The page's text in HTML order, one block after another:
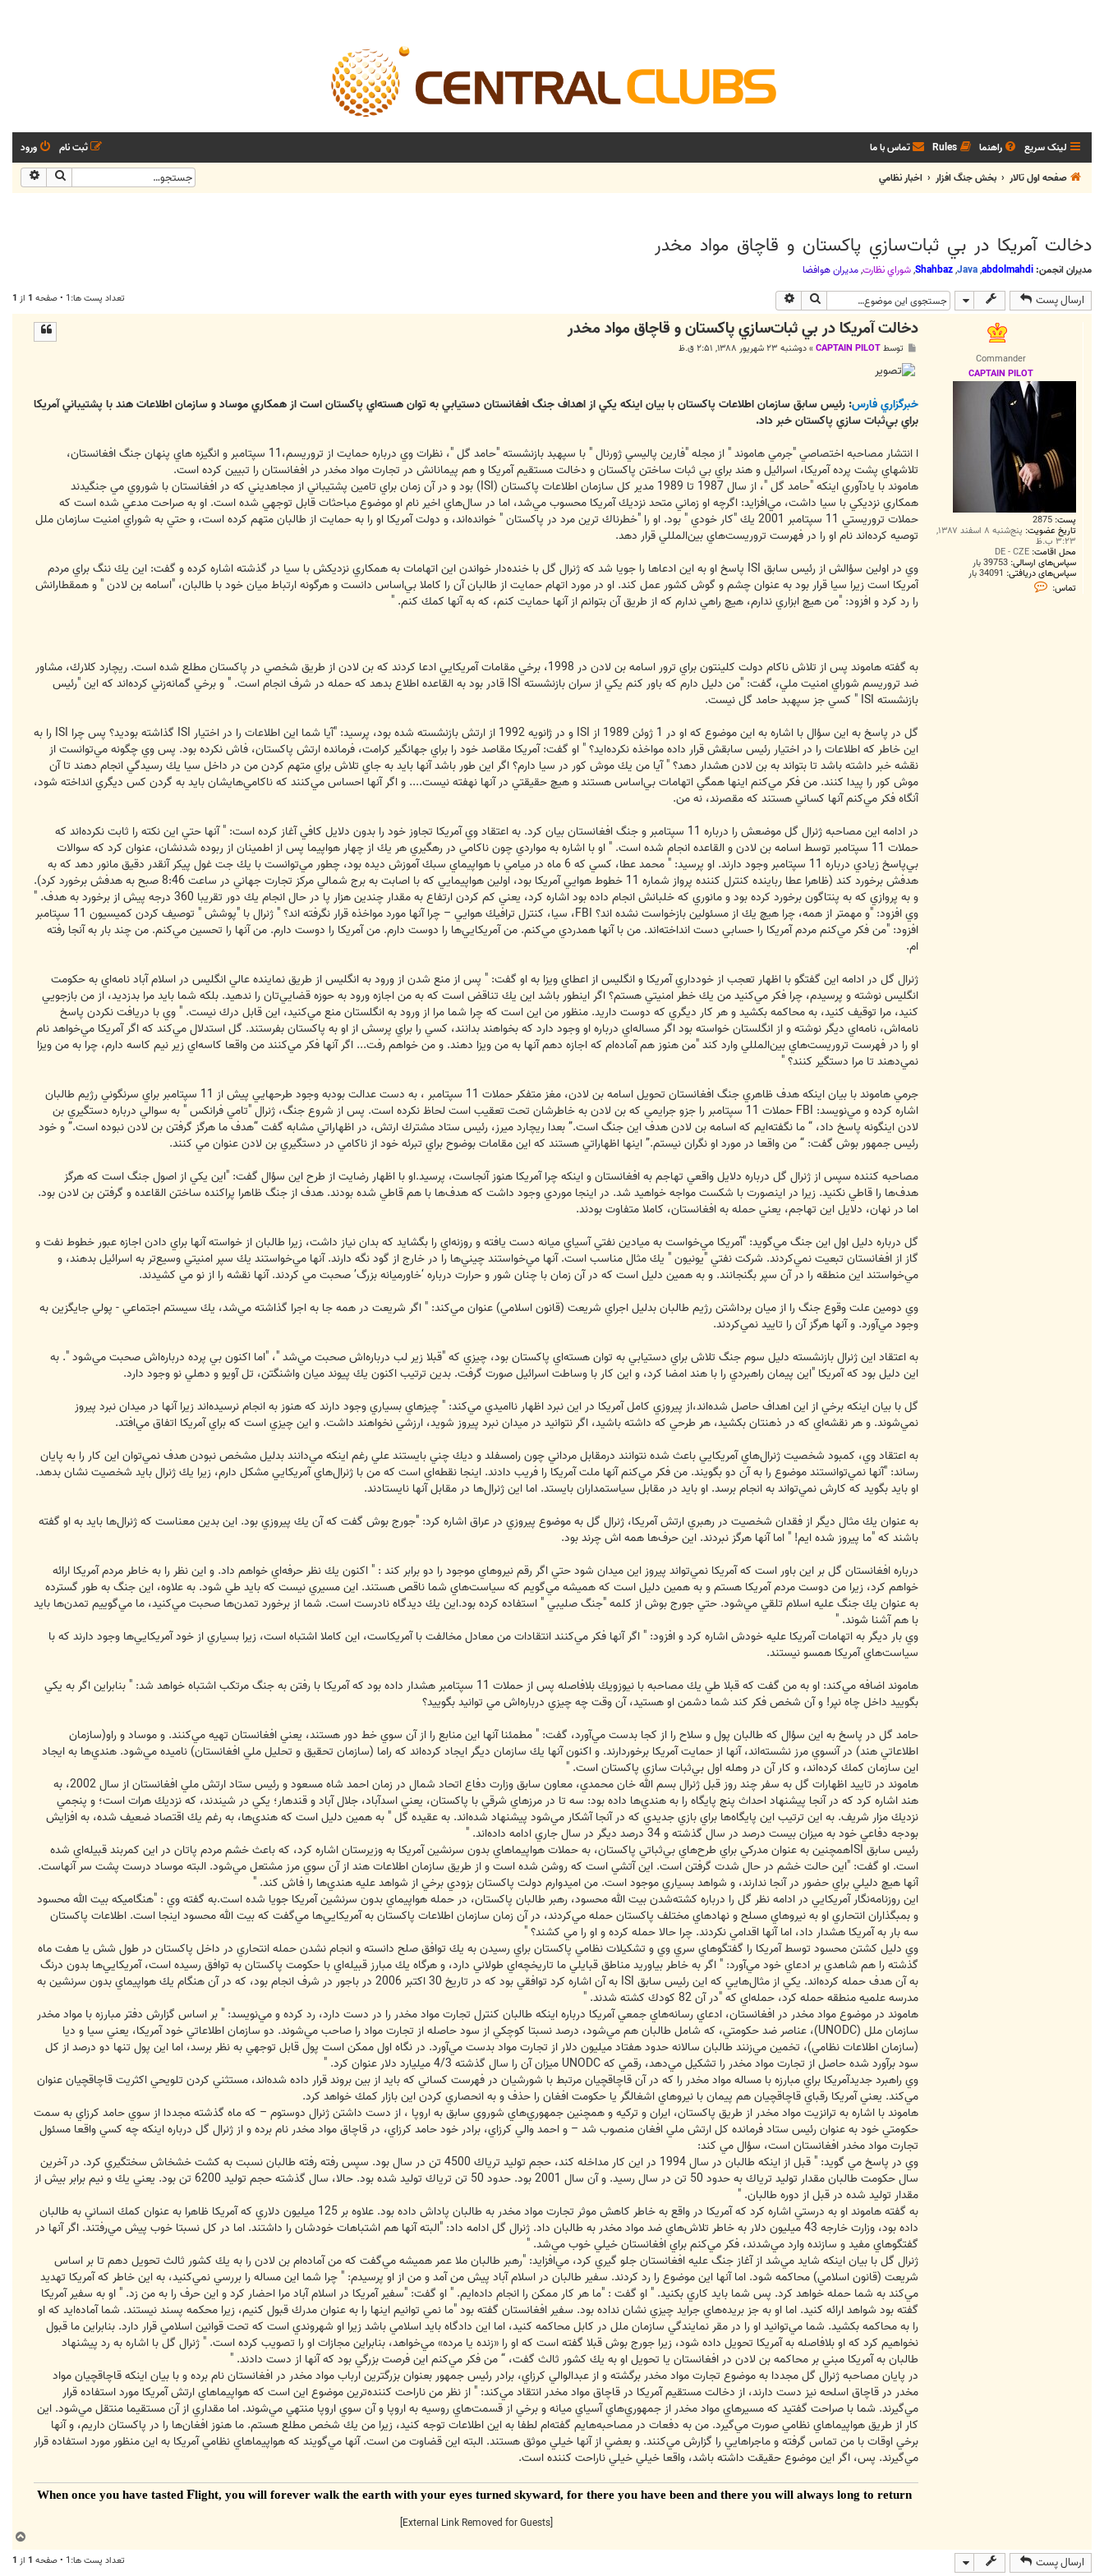
لینک سریع راهنما Rules تماس با ما ورود
ثبت نام
صفحه اول تالار
بخش جنگ افزار اخبار نظامي جستجو
دخالت آمريكا در بي ثبات‌سازي پاكستان و قاچاق مواد مخدر
مدیران انجمن: abdolmahdi
,
Java
,
Shahbaz
,شوراي نظارت,مديران هوافضا
ارسال پست جستجو تعداد پست ها:1 • صفحه 1 از 1
Commander
CAPTAIN PILOT
پست: 2875
تاریخ عضویت: پنج‌شنبه ۸ اسفند ۱۳۸۷,
۳:۲۳ ب.ظ
محل اقامت:
سپاس‌های ارسالی: 39753 بار
سپاس‌های دریافتی: 34091 بار
تماس:
ت
دخالت آمريكا در بي ثبات‌سازي پاكستان و قاچاق مواد مخدر
ت
توسطCAPTAIN PILOT
»دوشنبه ۲۳ شهریور ۱۳۸۸, ۲:۵۱ ق.ظ
خبرگزاري فارس: رئيس سابق سازمان اطلاعات پاكستان با بيان اينكه يكي از اهداف جنگ افغانستان دستيابي به توان هسته‌اي پاكستان است از همكاري موساد و سازمان اطلاعات هند با پشتيباني آمريكا
براي بي‌ثبات سازي پاكستان خبر داد.
ا انتشار مصاحبه اختصاصي "جرمي هاموند " از مجله "فارين پاليسي ژورنال " با سپهبد بازنشسته "حامد گل "، نظرات وي درباره حمايت از تروريسم،11 سپتامبر و انگيزه هاي پنهان جنگ افغانستان،
تلاشهاي پشت پرده آمريكا، اسرائيل و هند براي بي ثبات ساختن پاكستان و دخالت مستقيم آمريكا و هم پيمانانش در تجارت مواد مخدر در افغانستان را تبيين كرده است.
هاموند با يادآوري اينكه "حامد گل "، از سال 1987 تا 1989 مدير كل سازمان اطلاعات پاكستان (ISI) بود و در آن زمان براي تامين پشتيباني از مجاهديني كه در افغانستان با شوروي مي جنگيدند
همكاري نزديكي با سيا داشت، مي‌افزايد: اگرچه او زماني متحد نزديك آمريكا محسوب مي‌شد، اما در سال‌هاي اخير نام او موضوع مباحثات قابل توجهي شده است. او به صراحت مدعي شده است كه
حملات تروريستي 11 سپتامبر 2001 يك "كار خودي " بود. او را "خطرناك ترين مرد در پاكستان " خوانده‌اند، و دولت آمريكا او را به حمايت از طالبان متهم كرده است، و حتي به شوراي امنيت سازمان ملل
توصيه كرده‌اند نام او را در فهرست تروريست‌هاي بين‌المللي قرار دهد.
وي در اولين سؤالش از رئيس سابق ISI پاسخ او به اين ادعاها را جويا شد كه ژنرال گل با خنده‌دار خواندن اين اتهامات به همكاري نزديكش با سيا در گذشته اشاره كرده و گفت: اين يك ننگ براي مردم
آمريكا است زيرا سيا قرار بود به عنوان چشم و گوش كشور عمل كند. او در مورد اتهام حمايت از طالبان آن را كاملا بي‌اساس دانست و هرگونه ارتباط ميان خود با طالبان، "اسامه بن لادن " و همقطارانش
را رد كرد و افزود: "من هيچ ابزاري ندارم، هيچ راهي ندارم كه از طريق آن بتوانم از آنها حمايت كنم، كه به آنها كمك كنم. "
به گفته هاموند پس از تلاش ناكام دولت كلينتون براي ترور اسامه بن لادن در 1998، برخي مقامات آمريكايي ادعا كردند كه بن لادن از طريق شخصي در پاكستان مطلع شده است. ريچارد كلارك، مشاور
ضد تروريسم شوراي امنيت ملي، گفت: "من دليل دارم كه باور كنم يكي از سران بازنشسته ISI قادر بود به القاعده اطلاع بدهد كه حمله در شرف انجام است. " و برخي گمانه‌زني كرده‌اند كه اين "رئيس
بازنشسته ISI " كسي جز سپهبد حامد گل نيست.
گل در پاسخ به اين سؤال با اشاره به اين موضوع كه او در 1 ژوئن 1989 از ISI و در ژانويه 1992 از ارتش بازنشسته شده بود، پرسيد: "آيا شما اين اطلاعات را در اختيار ISI گذاشته بوديد؟ پس چرا ISI را به
اين خاطر كه اطلاعات را در اختيار رئيس سابقش قرار داده مواخذه نكرده‌ايد؟ " او گفت: آمريكا مقاصد خود را براي جهانگير كرامت، فرمانده ارتش پاكستان، فاش نكرده بود. پس وي چگونه مي‌توانست از
نقشه خبر داشته باشد تا بتواند به بن لادن هشدار دهد؟ " آيا من يك موش كور در سيا دارم؟ اگر اين طور باشد آنها بايد به جاي تلاش براي متهم كردن من در داخل سيا يك رسيدگي انجام دهند تا آن
موش كور را پيدا كنند. من فكر مي‌كنم اينها همگي اتهامات بي‌اساس هستند و هيچ حقيقتي در آنها نهفته نيست.... و اگر آنها احساس مي‌كنند كه ناكامي‌هايشان بايد به گردن كس ديگري انداخته شود،
آنگاه فكر مي‌كنم آنها كساني هستند كه مقصرند، نه من.
در ادامه اين مصاحبه ژنرال گل موضعش را درباره 11 سپتامبر و جنگ افغانستان بيان كرد. به اعتقاد وي آمريكا تجاوز خود را بدون دلايل كافي آغاز كرده است: " آنها حتي اين نكته را ثابت نكرده‌اند كه
حملات 11 سپتامبر توسط اسامه بن لادن و القاعده انجام شده است. " او با اشاره به مواردي چون ناكامي در رهگيري هر يك از چهار هواپيما پس از اطمينان از ربوده شدنشان، عنوان كرد كه سوالات
بي‌پاسخ زيادي درباره 11 سپتامبر وجود دارند. او پرسيد: " محمد عطا، كسي كه 6 ماه در ميامي با هواپيماي سبك آموزش ديده بود، چطور مي‌توانست با يك جت غول پيكر آنقدر دقيق مانور دهد كه به
هدفش برخورد كند (ظاهرا عطا رباينده كنترل كننده پرواز شماره 11 خطوط هوايي آمريكا بود، اولين هواپيمايي كه با اصابت به برج شمالي مركز تجارت جهاني در ساعت 8:46 صبح به هدفش برخورد كرد).
و به پروازي كه به پنتاگون برخورد كرده بود و مانوري كه خلبانش انجام داده بود اشاره كرد، يعني كم كردن ارتفاع به مقدار چندين هزار پا در حال انجام يك دور تقريبا 360 درجه پيش از برخورد به هدف. "
وي افزود: "و مهمتر از همه، چرا هيچ يك از مسئولين بازخواست نشده اند؟ FBI، سيا، كنترل ترافيك هوايي – چرا آنها مورد مواخذه قرار نگرفته اند؟ " ژنرال با "پوشش " توصيف كردن كميسيون 11 سپتامبر
افزود: "من فكر مي‌كنم مردم آمريكا را حسابي دست انداخته‌اند. من با آنها همدردي مي‌كنم. من آمريكايي‌ها را دوست دارم. من آمريكا را دوست دارم. من آنها را تحسين مي‌كنم. من چند بار به آنجا رفته
ام.
ژنرال گل در ادامه اين گفتگو با اظهار تعجب از خودداري آمريكا و انگليس از اعطاي ويزا به او گفت: " پس از منع شدن از ورود به انگليس از طريق نماينده عالي انگليس در اسلام آباد نامه‌اي به حكومت
انگليس نوشته و پرسيدم، چرا فكر مي‌كنيد من يك خطر امنيتي هستم؟ اگر اينطور باشد اين يك تناقض است كه به من اجازه ورود به حوزه قضايي‌تان را ندهيد. بلكه شما بايد مرا بدزديد، از من بازجويي
كنيد، مرا توقيف كنيد، به محاكمه بكشيد و هر كار ديگري كه دوست داريد. منظور من اين است كه چرا شما مرا از ورود به انگلستان منع مي‌كنيد، اين قابل درك نيست. " وي با دريافت نكردن پاسخ
نامه‌اش، نامه‌اي ديگر نوشته و از انگلستان خواسته بود اگر مساله‌اي درباره او وجود دارد كه بخواهند بدانند، كسي را براي پرسش از او به پاكستان بفرستند. گل استدلال مي‌كند كه اگر آمريكا مي‌خواهد نام
او را در فهرست تروريست‌هاي بين‌المللي وارد كند "من هنوز هم آماده‌ام كه اجازه دهم آنها به من ويزا دهند. و من خواهم رفت... اگر آنها فكر مي‌كنند من واقعا كاسه‌اي زير نيم كاسه دارم، چرا به من ويزا
نمي‌دهند تا مرا دستگير كنند؟ "
جرمي هاموند با بيان اينكه هدف ظاهري جنگ افغانستان تحويل اسامه بن لادن، مغز متفكر حملات 11 سپتامبر ، به دست عدالت بودبه وجود طرحهايي پيش از 11 سپتامبر براي سرنگوني رژيم طالبان
اشاره كرده و مي‌نويسد: FBI حملات 11 سپتامبر را جزو جرايمي كه بن لادن به خاطرشان تحت تعقيب است لحاظ نكرده است. پس از شروع جنگ، ژنرال "تامي فرانكس " به سوالي درباره دستگيري بن
لادن اينگونه پاسخ داد، “ ما نگفته‌ايم كه اسامه بن لادن هدف اين جنگ است.” بعدا ريچارد ميرز، رئيس ستاد مشترك ارتش، در اظهاراتي مشابه گفت “هدف ما هرگز گرفتن بن لادن نبوده است.” و خود
رئيس جمهور بوش گفت: “ من واقعا در مورد او نگران نيستم.” اينها اظهاراتي هستند كه اين مقامات بوضوح براي تبرئه خود از ناكامي در دستگيري بن لادن عنوان مي كنند.
مصاحبه كننده سپس از ژنرال گل درباره دلايل واقعي تهاجم به افغانستان و اينكه چرا آمريكا هنوز آنجاست، پرسيد.او با اظهار رضايت از طرح اين سؤال گفت: "اين يكي از اصول جنگ است كه هرگز
هدف‌ها را قاطي نكنيد. زيرا در اينصورت با شكست مواجه خواهيد شد. در اينجا موردي وجود داشت كه هدف‌ها با هم قاطي شده بودند. هدف از جنگ ظاهرا پراكنده ساختن القاعده و گرفتن بن لادن بود.
اما در نهان، دلايل اين تهاجم، يعني حمله به افغانستان، كاملا متفاوت بودند.
گل درباره دليل اول اين جنگ مي‌گويد: "آمريكا مي‌خواست به ميادين نفتي آسياي ميانه دست يافته و روزنه‌اي را بگشايد كه بدان نياز داشت، زيرا طالبان از خواسته آنها براي دادن اجازه عبور خطوط نفت و
گاز از افغانستان تبعيت نمي‌كردند. شركت نفتي "يونيون " يك مثال مناسب است. آنها مي‌خواستند چيني‌ها را در خارج از گود نگه دارند. آنها مي‌خواستند يك سپر امنيتي وسيع‌تر به اسرائيل بدهند، و
مي‌خواستند اين منطقه را در آن سپر بگنجانند. و به همين دليل است كه در آن زمان با چنان شور و حرارت درباره ‘خاورميانه بزرگ’ صحبت مي كردند. آنها نقشه را از نو مي كشيدند.
وي دومين علت وقوع جنگ را از ميان برداشتن رژيم طالبان بدليل اجراي شريعت (قانون اسلامي) عنوان مي‌كند: " اگر شريعت در همه جا به اجرا گذاشته مي‌شد، يك سيستم اجتماعي - پولي جايگزين به
وجود مي‌آورد. و آنها هرگز آن را تاييد نمي‌كردند.
به اعتقاد اين ژنرال بازنشسته دليل سوم جنگ تلاش براي دستيابي به توان هسته‌اي پاكستان بود، چيزي كه "قبلا زير لب درباره‌اش صحبت مي‌شد "، "اما اكنون بي پرده درباره‌اش صحبت مي‌شود ". به
اين دليل بود كه آمريكا "اين پيمان راهبردي را با هند امضا كرد، و اين كار با وساطت اسرائيل صورت گرفت. بدين ترتيب اكنون يك پيوند ميان واشنگتن، تل آويو و دهلي نو وجود دارد.
گل با بيان اينكه برخي از اين اهداف حاصل شده‌اند،از پيروزي كامل آمريكا در اين نبرد اظهار نا‌اميدي مي‌كند: " چيزهاي بسياري وجود دارند كه هنوز به انجام نرسيده‌اند زيرا آنها در ميدان نبرد پيروز
نمي‌شوند. و هر نقشه‌اي كه در ذهنتان بكشيد، هر طرحي كه داشته باشيد، اگر نتوانيد در ميدان نبرد پيروز شويد، ارزشي نخواهند داشت. و اين چيزي است كه براي آمريكا اتفاق مي‌افتد.
به اعتقاد وي، كمبود شخصيت ژنرال‌هاي آمريكايي باعث شده نتوانند درمقابل مرداني چون رامسفلد و ديك چني بايستند علي رغم اينكه مي‌دانند بدليل مشخص نبودن هدف نمي‌توان اين كار را به پايان
رساند: "آنها نمي‌توانستند موضوع را به آن دو بگويند. من فكر مي‌كنم آنها ملت آمريكا را فريب دادند. اينجا نقطه‌اي است كه من با ژنرال‌هاي آمريكايي مشكل دارم، زيرا يك ژنرال بايد شخصيت نشان بدهد.
او بايد بگويد كه كارش نمي‌تواند به انجام برسد. او بايد در مقابل سياستمداران بايستد. اما اين ژنرال‌ها در مقابل آنها نايستادند.
به عنوان يك مثال ديگر از فقدان شخصيت در رهبري ارتش آمريكا، ژنرال گل به موضوع پيروزي در عراق اشاره كرد: "جورج بوش گفت كه آن يك پيروزي بود. اين بدين معناست كه ژنرال‌ها بايد به او گفته
باشند كه "ما پيروز شده ايم! " اما آنها هرگز نبردند. اين حرف‌ها همه اش چرند بود.
درباره افغانستان گل بر اين باور است كه آمريكا نمي‌تواند پيروز اين ميدان شود حتي اگر رقم نيروهاي موجود را دو برابر كند : " اكنون يك نظر حرفه‌اي خواهم داد. و اين نظر را به خاطر مردم آمريكا ارائه
خواهم كرد، زيرا من دوست مردم آمريكا هستم و به همين دليل است كه هميشه مي‌گويم كه سياست‌هاي شما ناقص هستند. اين مسيري نيست كه بايد طي شود. به علاوه، اين جنگ به طور گسترده
به عنوان يك جنگ عليه اسلام تلقي مي‌شود. حتي جورج بوش از كلمه "جنگ صليبي " استفاده كرده بود.اين يك ديدگاه نادرست است. شما از برخورد تمدن‌ها صحبت مي‌كنيد، ما مي‌گوييم تمدن‌ها بايد
با هم آشنا شوند. "
وي بار ديگر به اتهامات آمريكا عليه خودش اشاره كرد و افزود: " اگر آنها فكر مي‌كنند انتقادات من معادل مخالفت با آمريكاست، اين كاملا اشتباه است، زيرا بسياري از خود آمريكايي‌ها وجود دارند كه با
سياست‌هاي آمريكا همسو نيستند.
هاموند اضافه مي‌كند: او به من گفت كه قبلا طي يك مصاحبه با نيوزويك بلافاصله پس از حملات 11 سپتامبر هشدار داده بود كه آمريكا با رفتن به جنگ مرتكب اشتباه خواهد شد: " بنابراين اگر به يكي
بگوييد داخل چاه نپر! و آن شخص فكر كند شما دشمن او هستيد، آن وقت چه چيزي درباره‌اش مي توانيد بگوييد؟
حامد گل در پاسخ به اين سؤال كه طالبان پول و سلاح را از كجا بدست مي‌آورد، گفت: " مطمئنا آنها اين منابع را از آن سوي خط دور هستند، يعني افغانستان تهيه مي‌كنند. و موساد و راو(سازمان
اطلاعاتي هند) در آنسوي مرز نشسته‌اند، آنها از حمايت آمريكا برخوردارند. و اكنون آنها يك سازمان ديگر ايجاد كرده‌اند كه راما (سازمان تحقيق و تحليل ملي افغانستان) ناميده مي‌شود. هندي‌ها به ايجاد
اين سازمان كمك كرده‌اند، و كار آن در وهله اول بي‌ثبات سازي پاكستان است. "
هاموند در تاييد اظهارات گل به سفر چند روز قبل ژنرال بسم الله خان محمدي، معاون سابق وزارت دفاع اتحاد شمال در زمان احمد شاه مسعود و رئيس ستاد ارتش ملي افغانستان از سال 2002، به
هند اشاره كرد كه در آنجا پيشنهاد احداث پنج پايگاه‌ را به هندي‌ها داده بود: سه تا در مرزهاي شرقي با پاكستان، يعني اسدآباد، جلال آباد و قندهار؛ يكي در شيندند، كه نزديك هرات است؛ و پنجمي
نزديك مزار شريف. به‌ اين ترتيب اين پايگاه‌ها براي بازي جديدي كه در آنجا آشكار مي‌شود پيشنهاد شده‌اند. به عقيده گل " به همين دليل است كه هندي‌ها، به رغم يك اقتصاد ضعيف شده، به افزايش
بودجه دفاعي خود به ميزان بيست درصد در سال گذشته و 34 درصد ديگر در سال جاري ادامه داده‌اند. "
رئيس سابق ISIهمچنين به عنوان مدركي براي طرح‌هاي بي‌ثباتي پاكستان، به حملات هواپيماهاي بدون سرنشين آمريكا به وزيرستان اشاره كرد، كه باعث خشم مردم پاتان در اين كمربند قبيله‌اي شده
است. او گفت: "اين حالت خشم در حال شدت گرفتن است. اين آتشي است كه روشن شده است و از طريق سازمان اطلاعات هند از آن سوي مرز مشتعل مي‌شود. البته موساد درست پشت سر آنهاست.
آنها هيچ دليلي براي حضور در آنجا ندارند، و شواهد بسياري موجود است. من اميدوارم دولت پاكستان بزودي برخي از شواهد عليه هندي‌ها را فاش كند. "
اين روزنامه‌نگار آمريكايي در ادامه نظر گل را درباره كشته‌شدن بيت الله محسود، رهبر طالبان پاكستان، در حمله هواپيماي بدون سرنشين آمريكا جويا شده است.به گفته وي : "هنگاميكه بيت الله محسود
و بمبگذاران انتحاري او به نيروهاي مسلح و نهادهاي مختلف پاكستان حمله مي‌كردند، در آن زمان سازمان اطلاعات پاكستان به آمريكايي‌ها مي‌گفت كه بيت الله محسود اينجا است. اطلاعات پاكستان
سه بار به آمريكا هشدار داد، اما آنها اقدامي نكردند. چرا حالا حمله كرده و او را مي كشند؟ "
وي دليل كشتن محسود توسط آمريكا را گفتگوهاي سري وي و تشكيلات نظامي پاكستان براي رسيدن به يك توافق صلح دانسته و انجام نشدن حمله انتحاري در داخل پاكستان در طول شش يا هفت ماه
گذشته را هم شاهدي بر ادعاي خود مي‌آورد: " اگر به خاطر بياوريد مناطق قبايلي ما تاريخچه‌اي طولاني دارد، و هرگاه يك مبارز قبيله‌اي با حكومت پاكستان به توافق رسيده است، آمريكايي‌ها بدون درنگ
به آن هدف حمله كرده‌اند. يكي از مثال‌هايي كه اين رئيس سابق ISI به‌ آن اشاره كرد توافقي بود كه در تاريخ 30 اكتبر 2006 در باجور در شرف انجام بود، كه در آن هنگام يك هواپيماي بدون سرنشين به
مدرسه علميه منطقه حمله كرد، حمله‌اي كه "در آن 82 كودك كشته شدند. "
هاموند در موضوع مواد مخدر در افغانستان، ادعاي رسانه‌هاي جمعي آمريكا درباره اينكه طالبان كنترل تجارت مواد مخدر را در دست دارد، رد كرده و مي‌نويسد: " بر اساس گزارش دفتر مبارزه با مواد مخدر
سازمان ملل (UNODC)، عناصر ضد حكومتي، كه شامل طالبان هم مي‌شود، درصد نسبتا كوچكي از سود حاصله از تجارت مواد را صاحب مي‌شوند. دو سازمان اطلاعاتي خود آمريكا، يعني سيا و ديا
(سازمان اطلاعات نظامي)، تخمين مي‌زنند طالبان سالانه حدود هفتاد ميليون دلار از تجارت مواد بدست مي‌آورد. در نگاه اول ممكن است پول قابل توجهي به نظر برسد، اما اين پول تنها دو درصد از كل
سود برآورد شده حاصل از تجارت مواد مخدر را تشكيل مي‌دهد، رقمي كه UNODC ميزان آن را سال گذشته 4/3 ميليارد دلار عنوان كرد. "
وي راهبرد جديدآمريكا براي مبارزه با مساله مواد مخدر را كه در آن قاچاقچيان مرتبط با شورشيان در فهرست كساني كه بايد از بين بروند قرار داده شده‌اند، مستثني كردن تلويحي اكثريت قاچاقچيان عنوان
مي‌كند. يعني آمريكا رقباي قاچاقچيان هم پيمان با نيروهاي اشغالگر يا حكومت افغان را حذف و به انحصاري كردن اين بازار كمك خواهد كرد.
هاموند با اشاره به ترانزيت مواد مخدر از طريق پاكستان، ايران و تركيه و همچنين جمهوري‌هاي شوروي سابق به اروپا ، از دست داشتن ژنرال دوستوم – كه ماه گذشته مجددا از سوي حامد كرزاي به سمت
حكومتي خود به عنوان رئيس ستاد فرمانده كل ارتش ملي افغان منصوب شد – و احمد والي كرزاي، برادر خود حامد كرزاي، در قاچاق مواد مخدر نام برده و از ژنرال گل درباره اينكه چه كسي واقعا مسئول
تجارت مواد مخدر افغانستان است، سؤال مي كند:
وي در پاسخ مي گويد: " قبل از اينكه طالبان در سال 1994 در اين كار مداخله كند، حجم توليد ترياك 4500 تن در سال بود. سپس رفته رفته طالبان نسبت به كشت خشخاش سختگيري كرد. در آخرين
سال حكومت طالبان مقدار توليد ترياك به حدود 50 تن در سال رسيد. و آن سال 2001 بود. حدود 50 تن ترياك توليد شده بود. حالا، سال گذشته حجم توليد 6200 تن بود. يعني يك و نيم برابر بيش از
مقدار توليد شده در قبل از دوره طالبان. "
به گفته هاموند او به درستي اشاره كرد كه آمريكا در واقع به خاطر كاهش موثر تجارت مواد مخدر به طالبان پاداش داده بود. علاوه بر 125 ميليون دلاري كه آمريكا ظاهرا به عنوان كمك انساني به طالبان
داده بود، وزارت خارجه 43 ميليون دلار به خاطر تلاش‌هاي ضد مواد مخدر به طالبان داد. ژنرال گل ادامه داد: "البته آنها هم اشتباهات خودشان را داشتند. اما در كل نسبتا خوب پيش مي‌رفتند. اگر آنها در
گفتگوهاي مفيد و سازنده وارد مي‌شدند، فكر مي‌كنم براي افغانستان خيلي خوب مي‌شد. "
ژنرال گل با بيان اينكه شايد مي‌شد از آغاز جنگ عليه افغانستان جلو گيري كرد، مي‌افزايد: "رهبر طالبان ملا عمر هميشه مي‌گفت كه من آماده‌ام بن لادن را به يك كشور ثالث تحويل دهم تا بر اساس
شريعت (قانون اسلامي) محاكمه شود. اما آنها اين موضوع را رد كردند. سفير طالبان در اسلام آباد پيش من آمد و من از او پرسيدم: " چرا شما اين مساله را بررسي نمي‌كنيد، به اين خاطر كه آمريكا تهديد
مي‌كند به شما حمله خواهد كرد. پس شما بايد كاري بكنيد. " او گفت : "ما هر كار ممكن را انجام داده‌ايم. " او گفت: "سفير آمريكا در اسلام آباد مرا احضار كرد و اين حرف را به من زد. " او به سفير آمريكا
گفته بود شواهد ارائه كنيد. اما او به جز بريده‌هاي جرايد چيزي نشان نداده بود. سفير افغانستان گفته بود "ما نمي توانيم اينها را به عنوان مدرك قبول كنيم، زيرا محكمه پسند نيستند. شما آماده‌ايد كه او
را به محاكمه بكشيد. شما مي‌توانيد او را در مقر نمايندگي سازمان ملل در كابل محاكمه كنيد، اما اين دادگاه بايد اسلامي باشد زيرا او شهروندي است كه تحت قوانين اسلامي قرار دارد. بنابراين ما قبول
نخواهيم كرد كه او بلافاصله به آمريكا تحويل داده شود، زيرا جورج بوش قبلا گفته است كه او را «زنده يا مرده» مي‌خواهد، بنابراين مجازات او را تصويب كرده است. " ژنرال گل با اشاره به رد پيشنهاد
طالبان به آمريكا مبني بر محاكمه بن لادن در افغانستان يا تحويل او به يك كشور ثالث گفت، “ من فكر مي‌كنم اين فرصت بزرگي بود كه آنها از دست دادند. "
در پايان مصاحبه ژنرال گل مجددا به موضوع تجارت مواد مخدر برگشته و از عبدالوالي كرزاي، برادر رئيس جمهور بعنوان بزرگترين ارباب مواد مخدر در افغانستان نام برده و با بيان اينكه قاچاقچيان مواد
مخدر در قاچاق اسلحه نيز دست دارند، از دخالت مستقيم آمريكا در قاچاق مواد مخدر انتقاد مي‌كند: " از نظر من ناراحت كننده‌ترين موضوع اين است كه هواپيماهاي ارتش آمريكا مورد استفاده قرار
مي‌گيرند. شما با صراحت گفتيد كه مسيرهاي مواد مخدر از جمهوري‌هاي آسياي ميانه و برخي از قسمت‌هاي روسيه به اروپا و آن سوي اروپا منتهي مي‌شوند. اما مقداري از آن مستقيما منتقل مي‌شود. اين
كار از طريق هواپيماهاي نظامي صورت مي‌گيرد. من به دفعات در مصاحبه‌هايم گفته‌ام لطفا به اين اطلاعات توجه كنيد، زيرا من يك شخص مطلع هستم. ما هنوز افغان‌ها را در پاكستان داريم، و آنها
برخي اوقات با من تماس گرفته و ماجراهايي را گزارش مي‌كنند. و بعضي از آنها خيلي موثق هستند. البته اين قضاوت من است. آنها مي‌گويند كه هواپيماهاي نظامي آمريكا به اين منظور مورد استفاده قرار
مي‌‌گيرند. پس، اگر اين موضوع حقيقت داشته باشد، واقعا خيلي خيلي ناراحت كننده است.
Flight, you will forever walk the earth with your eyes turned skyward, for there you have been and there you will always long to return
[External Link Removed for Guests]
ا
ارسال پست تعداد پست ها:1 • صفحه 1 از 1